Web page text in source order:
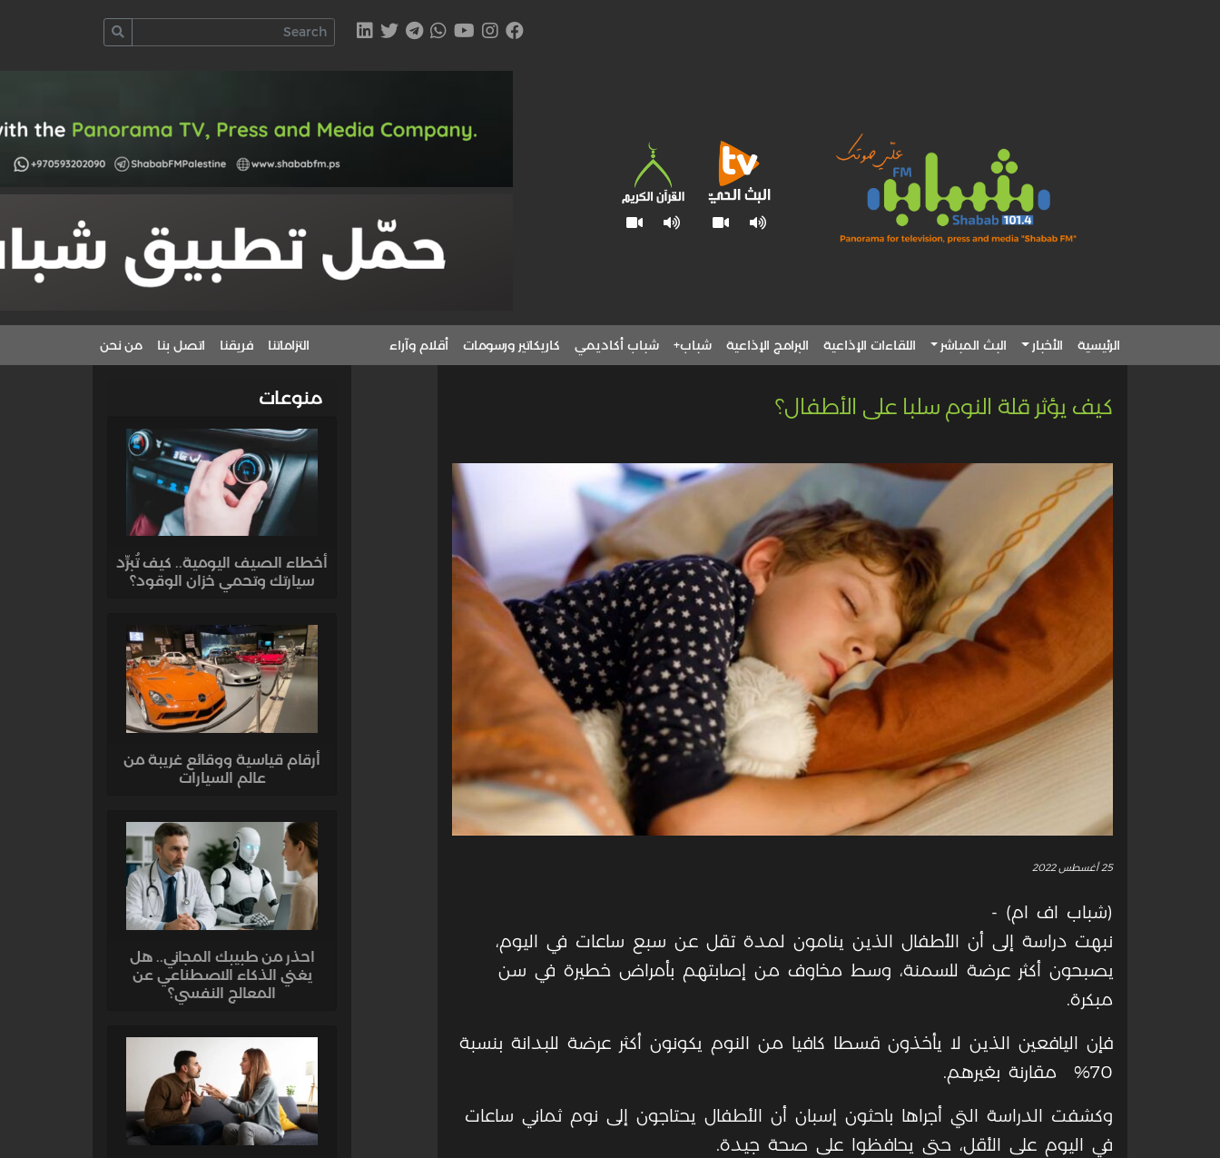
الرئيسية الأخبار البث المباشر اللقاءات الإذاعية البرامج الإذاعية شباب+ شباب أكاديمي كاريكاتير ورسومات أقلام وآراء التزاماتنا فريقنا اتصل بنا من نحن
كيف يؤثر قلة النوم سلبا على الأطفال؟
25 أغسطس 2022
(شباب اف ام) -
نبهت دراسة إلى أن الأطفال الذين ينامون لمدة تقل عن سبع ساعات في اليوم،
يصبحون أكثر عرضة للسمنة، وسط مخاوف من إصابتهم بأمراض خطيرة في سن
مبكرة.
فإن اليافعين الذين لا يأخذون قسطا كافيا من النوم يكونون أكثر عرضة للبدانة بنسبة
70% مقارنة بغيرهم.
وكشفت الدراسة التي أجراها باحثون إسبان أن الأطفال يحتاجون إلى نوم ثماني ساعات
في اليوم على الأقل، حتى يحافظوا على صحة جيدة.
منوعات
أخطاء الصيف اليومية.. كيف تُبرِّد
سيارتك وتحمي خزان الوقود؟
أرقام قياسية ووقائع غريبة من
عالم السيارات
احذر من طبيبك المجاني.. هل
يغني الذكاء الاصطناعي عن
المعالج النفسي؟